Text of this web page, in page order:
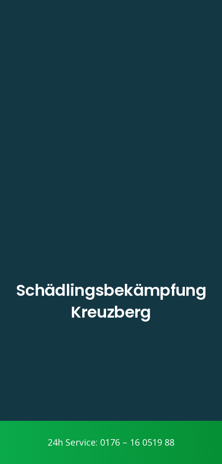
Schädlingsbekämpfung
Kreuzberg
24h Service: 0176 – 16 0519 88